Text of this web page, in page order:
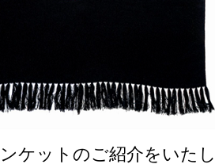
ケットのご紹介をいた